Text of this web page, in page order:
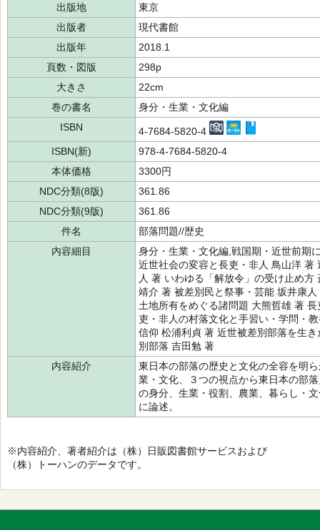
出版地
東京
出版者
現代書館
出版年
2018.1
頁数・図版
298p
大きさ
22cm
巻の書名
身分・生業・文化編
ISBN
4-7684-5820-4
ISBN(新)
978-4-7684-5820-4
本体価格
3300円
NDC分類(8版)
361.86
NDC分類(9版)
361.86
件名
部落問題//歴史
内容細目
身分・生業・文化編,戦国期・近世前期
近世社会の変容と長吏・非人 鳥山洋
人 著 いわゆる「解放令」の受け止め
靖介 著 被差別民と祭事・芸能 坂井康
土地所有をめぐる諸問題 大熊哲雄 著
吏・非人の村落文化と手習い・学問・
信仰 松浦利貞 著 近世被差別部落を生
別部落 吉田勉 著
内容紹介
東日本の部落の歴史と文化の全容を明
業・文化、３つの視点から東日本の部
の身分、生業・役割、農業、暮らし・
に論述。
※内容紹介、著者紹介は（株）日販図書館サービスおよび
（株）トーハンのデータです。